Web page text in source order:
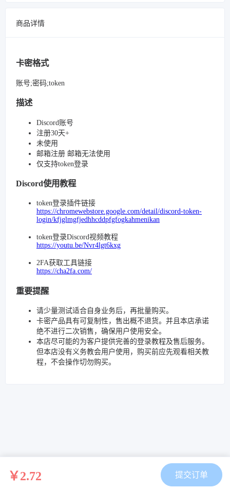
商品详情
卡密格式
账号;密码;token
描述
Discord账号
注册30天+
未使用
邮箱注册 邮箱无法使用
仅支持token登录
Discord使用教程
token登录插件链接
https://chromewebstore.google.com/detail/discord-token-
login/kfjglmgfjedhhcddpfgfogkahmenikan
token登录Discord视频教程
https://youtu.be/Nvr4lgt6kxg
2FA获取工具链接
https://cha2fa.com/
重要提醒
请少量测试适合自身业务后，再批量购买。
卡密产品具有可复制性，售出概不退货。并且本店承诺
绝不进行二次销售，确保用户使用安全。
本店尽可能的为客户提供完善的登录教程及售后服务。
但本店没有义务教会用户使用，购买前应先观看相关教
程，不会操作切勿购买。
￥2.72 提交订单